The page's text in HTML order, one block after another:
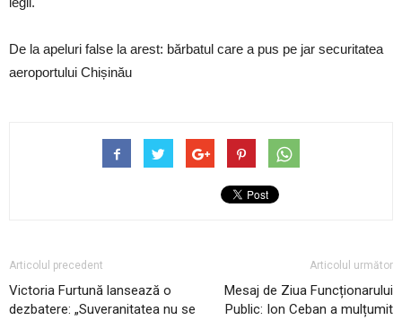
De la apeluri false la arest: bărbatul care a pus pe jar securitatea
aeroportului Chișinău
Articolul precedent
Victoria Furtună lansează o
dezbatere: „Suveranitatea nu se
Articolul următor
Mesaj de Ziua Funcționarului
Public: Ion Ceban a mulțumit